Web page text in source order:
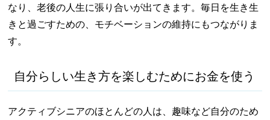
なり、老後の人生に張り合いが出てきます。毎日を生き生
きと過ごすための、モチベーションの維持にもつながりま
す。
自分らしい生き方を楽しむためにお金を使う
アクティブシニアのほとんどの人は、趣味など自分のため